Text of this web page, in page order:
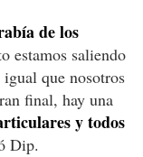
de los
estamos saliendo
que nosotros
final, hay una
y todos
Dip.